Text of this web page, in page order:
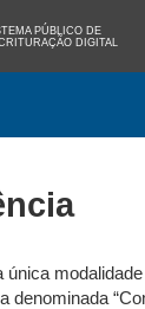
PÚBLICO DE
DIGITAL
única
denominada